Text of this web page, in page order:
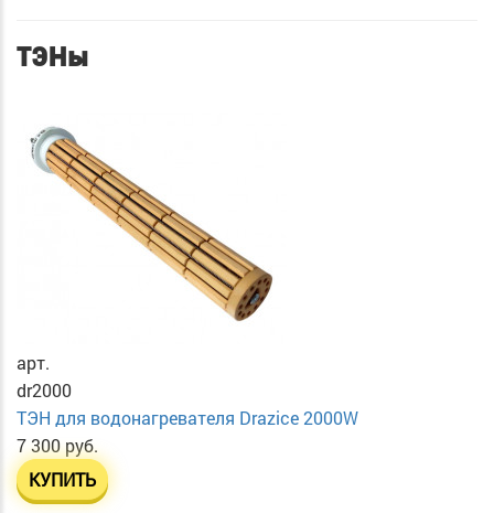
ТЭНы
арт.
dr2000
ТЭН для водонагревателя Drazice 2000W
7 300 руб.
КУПИТЬ